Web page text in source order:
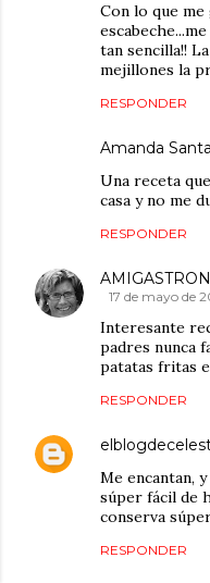
Con lo que
tan sencilla!!
mejillones la
RESPONDER
Amanda
Una receta
casa y no me
RESPONDER
17 de mayo de
Interesante
padres nunca
patatas fritas
RESPONDER
Me encantan,
súper fácil de
conserva
RESPONDER